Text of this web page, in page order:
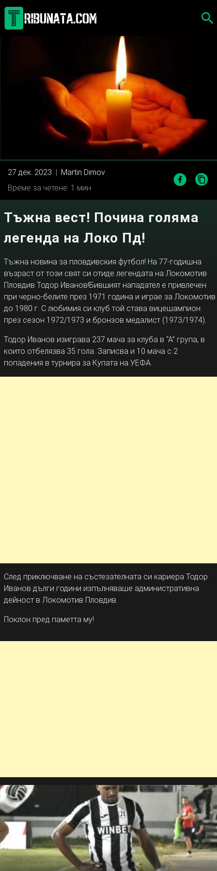
Skip
content
27 дек. 2023 | Martin Dimov
Време за четене: 1 мин
Тъжна вест! Почина голяма
легенда на Локо Пд!
Тъжна новина за пловдивския футбол! На 77-годишна
възраст от този свят си отиде легендата на Локомотив
Пловдив Тодор Иванов!Бившият нападател е привлечен
при черно-белите през 1971 година и играе за Локомотив
до 1980 г. С любимия си клуб той става вицешампион
през сезон 1972/1973 и бронзов медалист (1973/1974).
Тодор Иванов изиграва 237 мача за клуба в “А” група, в
които отбелязва 35 гола. Записва и 10 мача с 2
попадения в турнира за Купата на УЕФА.
След приключване на състезателната си кариера Тодор
Иванов дълги години изпълняваше административна
дейност в Локомотив Пловдив.
Поклон пред паметта му!